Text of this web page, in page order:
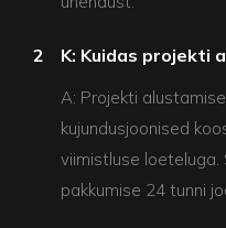
2 K: Kuidas projekti
A: Projekti
kujundusjoonised
viimistluse
pakkumise 24 tunni